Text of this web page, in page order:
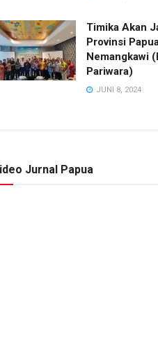
Timika Akan
Provinsi
Nemangkawi
Pariwara)
JUNI 8, 2024
Jurnal Papua